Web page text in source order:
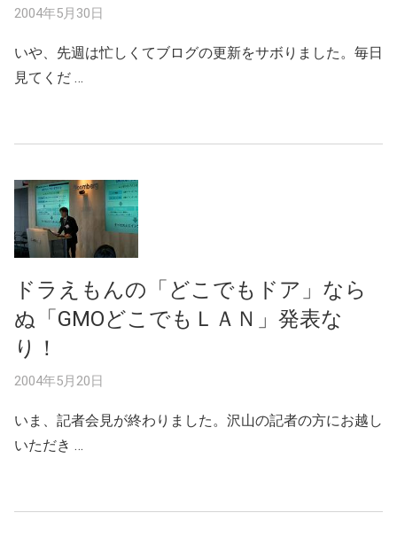
2004年5月30日
いや、先週は忙しくてブログの更新をサボりました。毎日
見てくだ …
ドラえもんの「どこでもドア」なら
ぬ「GMOどこでもＬＡＮ」発表な
り！
2004年5月20日
いま、記者会見が終わりました。沢山の記者の方にお越し
いただき …